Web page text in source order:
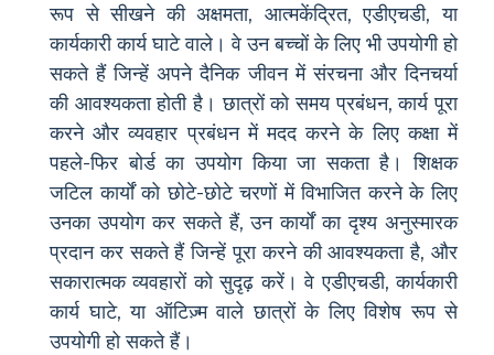
रूप से सीखने की अक्षमता, आत्मकेंद्रित, एडीएचडी, या
कार्यकारी कार्य घाटे वाले। वे उन बच्चों के लिए भी उपयोगी हो
सकते हैं जिन्हें अपने दैनिक जीवन में संरचना और दिनचर्या
की आवश्यकता होती है। छात्रों को समय प्रबंधन, कार्य पूरा
करने और व्यवहार प्रबंधन में मदद करने के लिए कक्षा में
पहले-फिर बोर्ड का उपयोग किया जा सकता है। शिक्षक
जटिल कार्यों को छोटे-छोटे चरणों में विभाजित करने के लिए
उनका उपयोग कर सकते हैं, उन कार्यों का दृश्य अनुस्मारक
प्रदान कर सकते हैं जिन्हें पूरा करने की आवश्यकता है, और
सकारात्मक व्यवहारों को सुदृढ़ करें। वे एडीएचडी, कार्यकारी
कार्य घाटे, या ऑटिज़्म वाले छात्रों के लिए विशेष रूप से
उपयोगी हो सकते हैं।